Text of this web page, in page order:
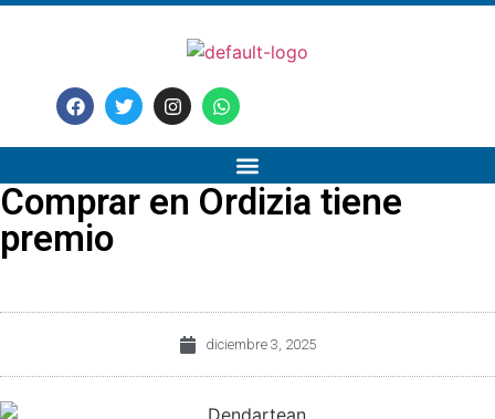
Comprar en Ordizia tiene
premio
diciembre 3, 2025